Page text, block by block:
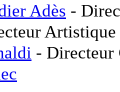
Adès -
-